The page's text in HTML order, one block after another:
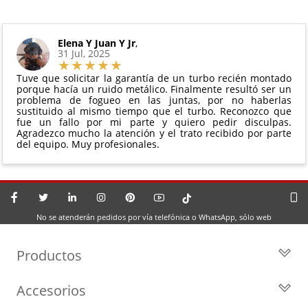
Elena Y Juan Y Jr,
31 Jul, 2025
Tuve que solicitar la garantía de un turbo recién montado
porque hacía un ruido metálico. Finalmente resultó ser un
problema de fogueo en las juntas, por no haberlas
sustituido al mismo tiempo que el turbo. Reconozco que
fue un fallo por mi parte y quiero pedir disculpas.
Agradezco mucho la atención y el trato recibido por parte
del equipo. Muy profesionales.
No se atenderán pedidos por vía telefónica o WhatsApp, sólo web
Productos
Turbos por Marca
Accesorios